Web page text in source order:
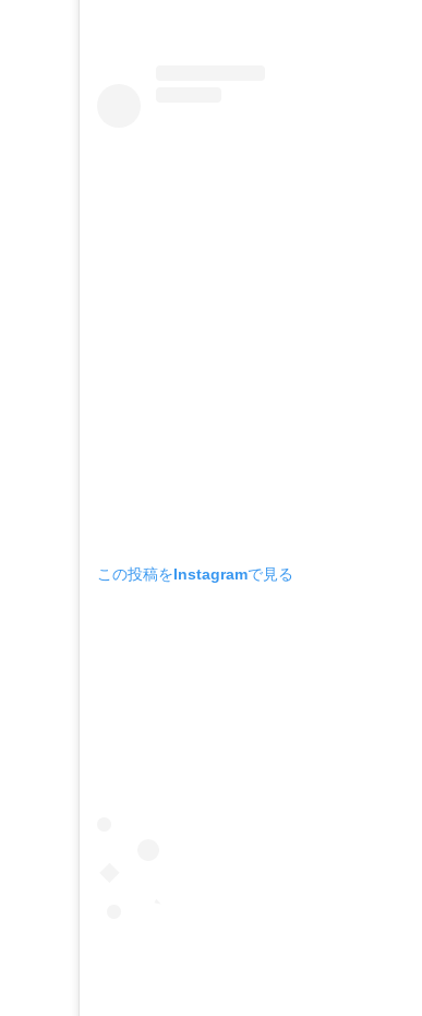
この投稿をInstagramで見る